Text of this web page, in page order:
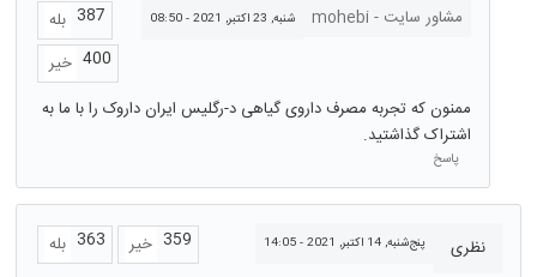
مشاور سایت - mohebi شنبه, 23 اکتبر, 2021 - 08:50 بله 387
خیر 400
ممنون که تجربه مصرف داروی گیاهی د-رگلیس ایران داروک را با ما به
اشتراک گذاشتید.
پاسخ
نظری پنج‌شنبه, 14 اکتبر, 2021 - 14:05 بله 363 خیر 359